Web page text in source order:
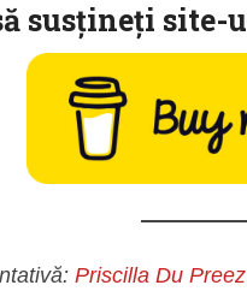
susţineţi site-
Priscilla Du